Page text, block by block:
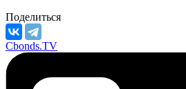
Поделиться
Cbonds.TV